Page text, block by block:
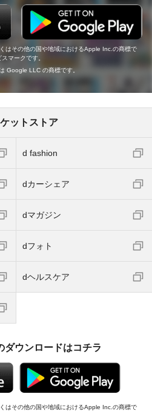
はその他の国や地域におけるApple Inc.の商標で
マークです。
Google LLC の商標です。
ットストア
d fashion
dカーシェア
dマガジン
dフォト
dヘルスケア
ダウンロードはコチラ
はその他の国や地域におけるApple Inc.の商標で